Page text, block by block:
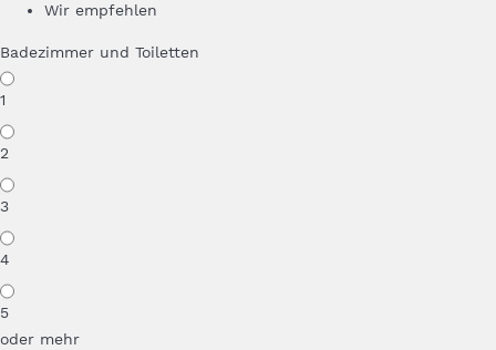
Wir empfehlen
Badezimmer und Toiletten
1
2
3
4
5
oder mehr